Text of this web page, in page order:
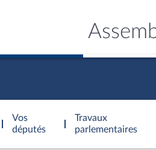
Vos
députés
Travaux
parlementaires